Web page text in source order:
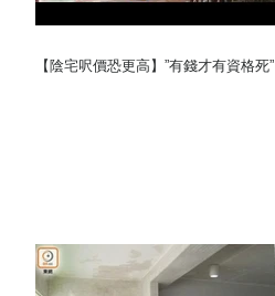
【陰宅呎價恐更高】”有錢才有資格死”